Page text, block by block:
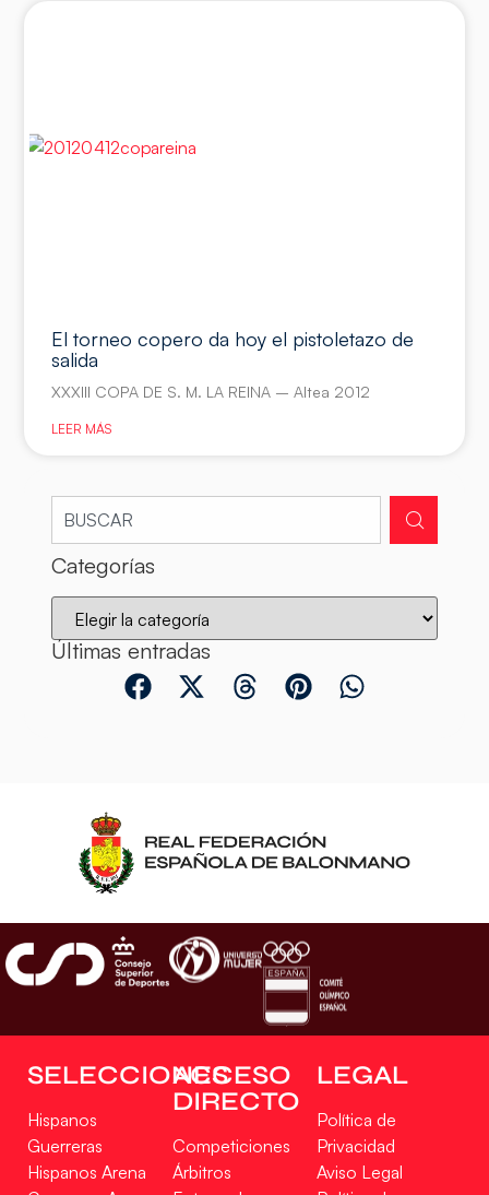
El torneo copero da hoy el pistoletazo de
salida
XXXIII COPA DE S. M. LA REINA – Altea 2012
LEER MÁS
Categorías
Últimas entradas
SELECCIONES
Hispanos
Guerreras
Hispanos Arena
ACCESO
DIRECTO
Competiciones
Árbitros
LEGAL
Política de
Privacidad
Aviso Legal